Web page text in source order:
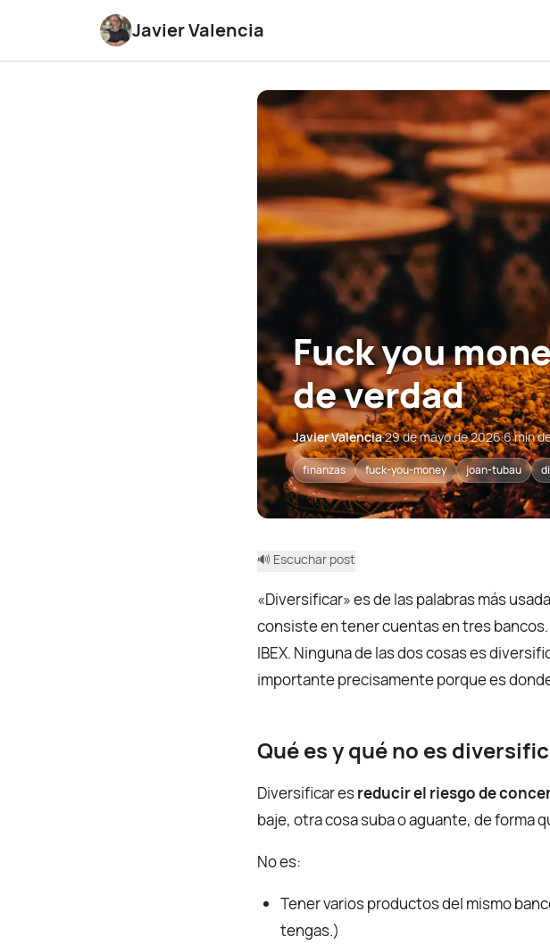
Javier Valencia
Fuck you
de verdad
Javier Valencia·29 de mayo de 2026·6 min
finanzas fuck-you-money joan-tubau
🔊 Escuchar post
«Diversificar» es de las palabras más
consiste en tener cuentas en tres
IBEX. Ninguna de las dos cosas es
importante precisamente porque es
Qué es y qué no es
Diversificar esreducir el riesgo de
baje, otra cosa suba o aguante, de forma
No es:
Tener varios productos del mismo
tengas.)